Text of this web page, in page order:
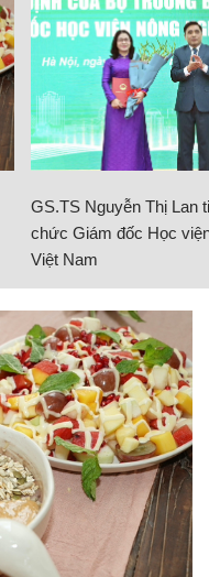
GS.TS Nguyễn Thị Lan
chức Giám đốc Học
Việt Nam